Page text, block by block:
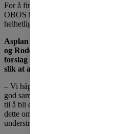
For å finne svar på hvordan den
OBOS invitert fem fagmiljøer til å
helhetlig plan for området:
Asplan Viak, A-lab, Ghillardi +
og Rodeo arkitekter har fått i
forslag som skal presenteres i
slik at alle som vil kan komme
– Vi håper og tror dette vil skape
god samtale om hvordan vi best
til å bli et attraktiv, grønt og urbant
dette området, er å få til gode og
understreker Mario Vahos.